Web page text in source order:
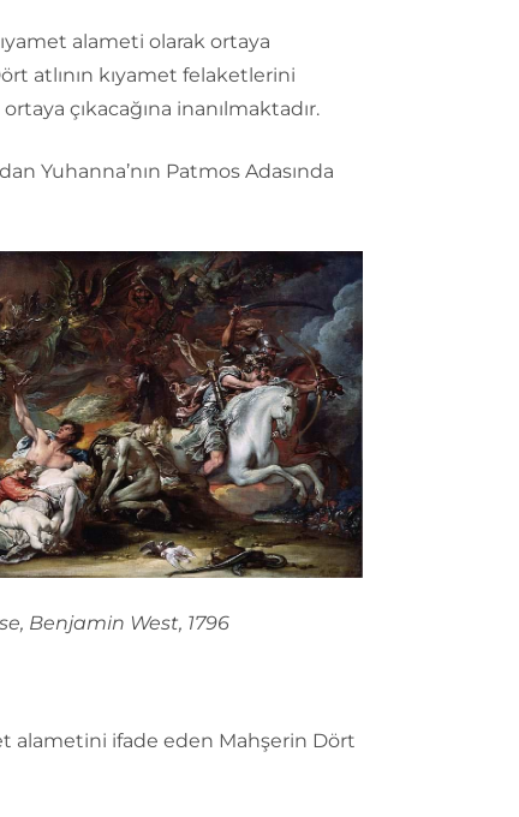
alameti olarak ortaya
atlının kıyamet felaketlerini
çıkacağına inanılmaktadır.
Yuhanna’nın Patmos Adasında
Benjamin West, 1796
alametini ifade eden Mahşerin Dört